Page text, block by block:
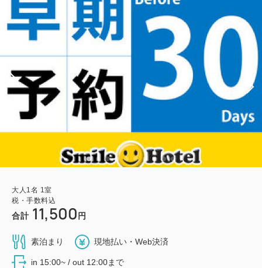
大人 1 名 1 室
税・手数料込
合計 11,500 円
素泊まり 現地払い・Web決済
in 15:00~ / out 12:00まで